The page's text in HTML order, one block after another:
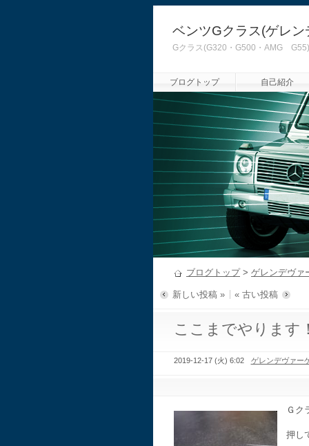
ベンツGクラス(ゲレ
Gクラス(G320・G500・AMG
ブログトップ 自己紹介
ブログトップ> ゲレンデヴァ
新しい投稿 » « 古い投稿
ここまでやります
2019-12-17 (火) 6:02 ゲレンデヴァー
Ｇク
押し